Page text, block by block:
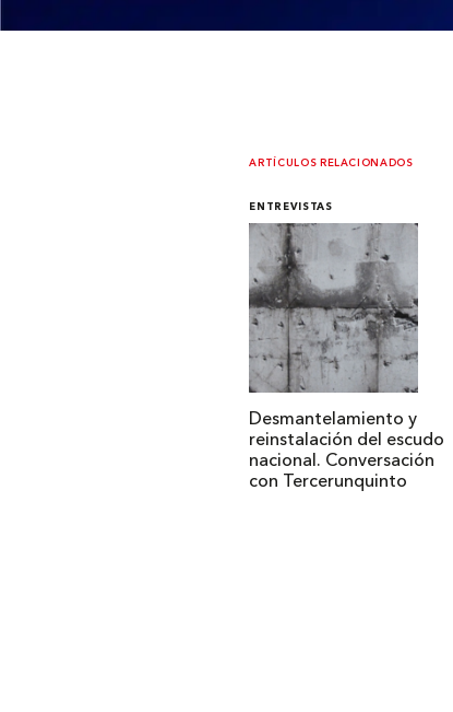
ARTÍCULOS RELACIONADOS
ENTREVISTAS
Desmantelamiento y
reinstalación del escudo
nacional. Conversación
con Tercerunquinto